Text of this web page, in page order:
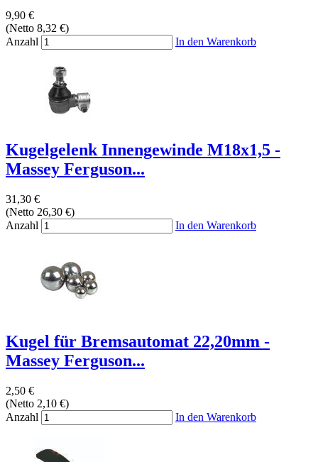
9,90 €
(Netto 8,32 €)
Anzahl
In den Warenkorb
Kugelgelenk Innengewinde M18x1,5 -
Massey Ferguson...
31,30 €
(Netto 26,30 €)
Anzahl
In den Warenkorb
Kugel für Bremsautomat 22,20mm -
Massey Ferguson...
2,50 €
(Netto 2,10 €)
Anzahl
In den Warenkorb